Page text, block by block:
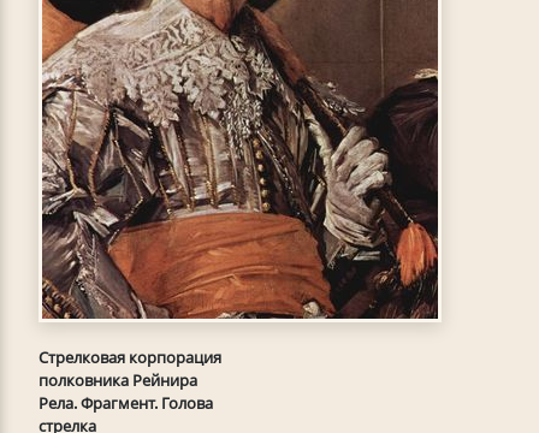
Стрелковая корпорация
полковника Рейнира
Рела. Фрагмент. Голова
стрелка